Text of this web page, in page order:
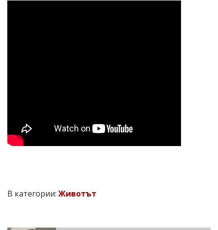
В категории:Животът